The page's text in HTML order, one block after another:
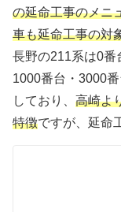
の延命工事のメニ
車も延命工事の対
長野の211系は0番
1000番台・3000
しており、 高崎よ
特徴ですが、延命